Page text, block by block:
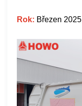
Rok: Březen 2025